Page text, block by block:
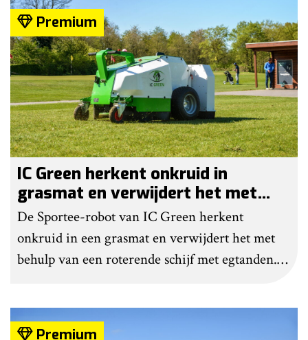
helemaal geen chemie meer wordt gebruikt.
Premium
IC Green herkent onkruid in
grasmat en verwijdert het met
egtanden
De Sportee-robot van IC Green herkent
onkruid in een grasmat en verwijdert het met
behulp van een roterende schijf met egtanden.
robot ook kunstgras borstelen.
Premium